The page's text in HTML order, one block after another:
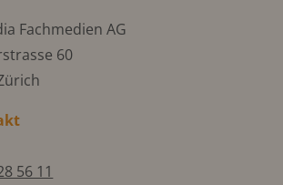
Fachmedien AG
60
56 11